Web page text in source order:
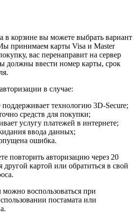
в корзине вы можете выбрать вариант
принимаем карты Visa и Master
вас перенаправит на сервер
должны ввести номер карты, срок
в случае:
технологию 3D-Secure;
средств для покупки;
услугу платежей в интернете;
ввода данных;
ошибка.
повторить авторизацию через 20
другой картой или обратиться в свой
воспользоваться при
постамата или